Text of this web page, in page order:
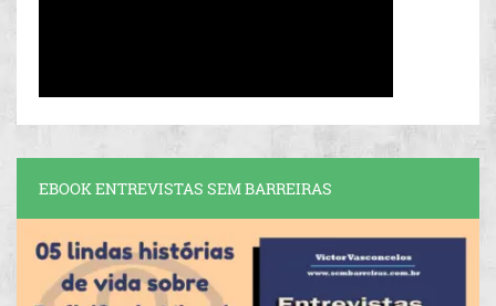
EBOOK ENTREVISTAS SEM BARREIRAS